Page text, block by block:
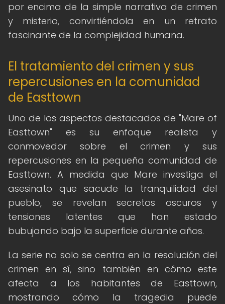
por encima de la simple narrativa de crimen
y misterio, convirtiéndola en un retrato
fascinante de la complejidad humana.
El tratamiento del crimen y sus
repercusiones en la comunidad
de Easttown
Uno de los aspectos destacados de "Mare of
Easttown" es su enfoque realista y
conmovedor sobre el crimen y sus
repercusiones en la pequeña comunidad de
Easttown. A medida que Mare investiga el
asesinato que sacude la tranquilidad del
pueblo, se revelan secretos oscuros y
tensiones latentes que han estado
bubujando bajo la superficie durante años.
La serie no solo se centra en la resolución del
crimen en sí, sino también en cómo este
afecta a los habitantes de Easttown,
mostrando cómo la tragedia puede